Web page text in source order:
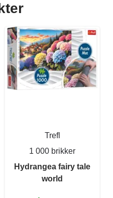
Trefl
1 000 brikker
Hydrangea fairy tale
world